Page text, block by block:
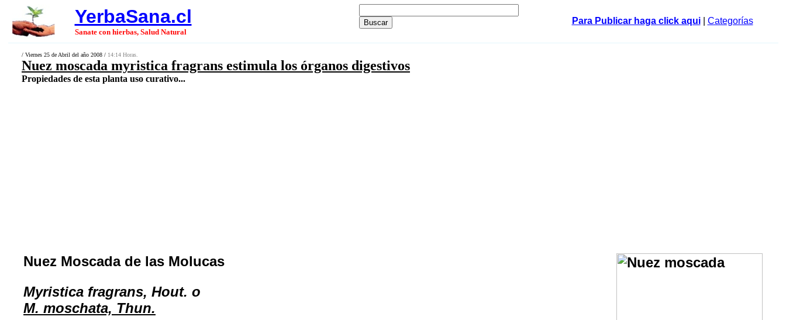
YerbaSana.cl
Sanate con hierbas, Salud Natural
Para Publicar haga click aqui| Categorías
/ Viernes 25 de Abril del año 2008 / 14:14 Horas.
Nuez moscada myristica fragrans estimula los órganos digestivos
Propiedades de esta planta uso curativo...
Nuez Moscada de las Molucas
Myristica fragrans, Hout. o
M. moschata, Thun.